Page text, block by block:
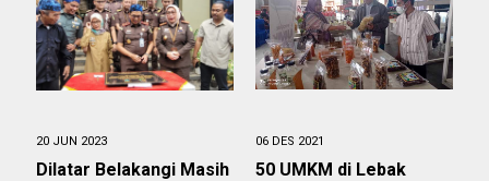
20 JUN 2023
Dilatar Belakangi Masih
06 DES 2021
50 UMKM di Lebak